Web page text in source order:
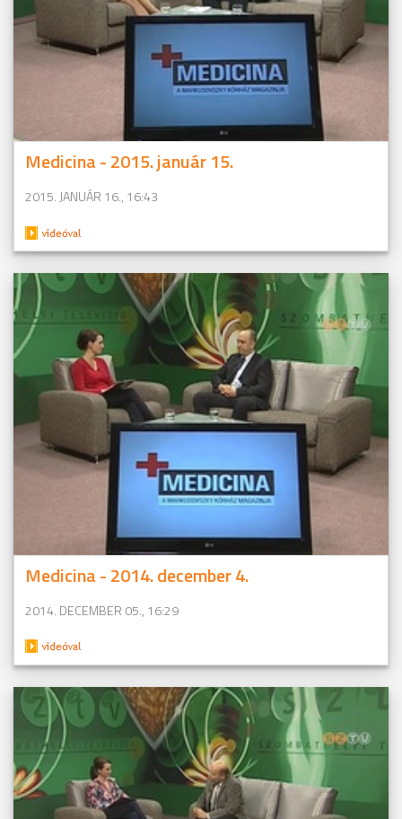
Medicina - 2015. január 15.
2015. JANUÁR 16., 16:43
Medicina - 2014. december 4.
2014. DECEMBER 05., 16:29